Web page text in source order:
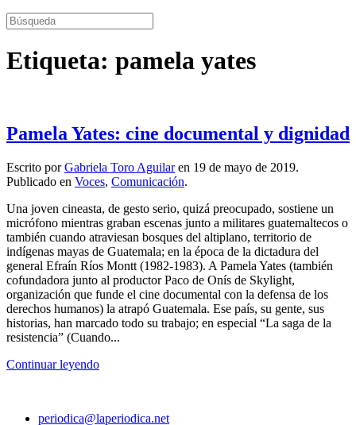
Etiqueta: pamela yates
Pamela Yates: cine documental y dignidad
Escrito porGabriela Toro Aguilaren 19 de mayo de 2019.
Publicado en Voces, Comunicación.
Una joven cineasta, de gesto serio, quizá preocupado, sostiene un
micrófono mientras graban escenas junto a militares guatemaltecos o
también cuando atraviesan bosques del altiplano, territorio de
indígenas mayas de Guatemala; en la época de la dictadura del
general Efraín Ríos Montt (1982-1983). A Pamela Yates (también
cofundadora junto al productor Paco de Onís de Skylight,
organización que funde el cine documental con la defensa de los
derechos humanos) la atrapó Guatemala. Ese país, su gente, sus
historias, han marcado todo su trabajo; en especial “La saga de la
resistencia” (Cuando...
Continuar leyendo
periodica@laperiodica.net